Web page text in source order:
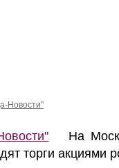
Новости"
На
торги акциями